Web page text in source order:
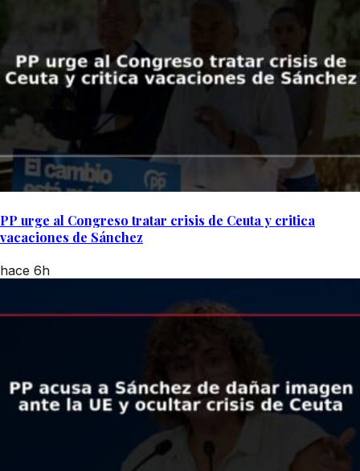
PP urge al Congreso tratar crisis de Ceuta y critica
vacaciones de Sánchez
hace 6h